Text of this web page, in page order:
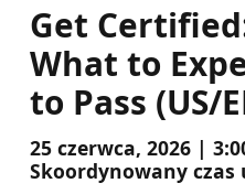
Get
What to
to Pass (US/
25 czerwca, 2026 |
Skoordynowany